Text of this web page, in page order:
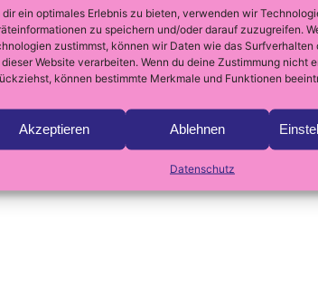
dir ein optimales Erlebnis zu bieten, verwenden wir
zu speichern und/oder darauf zuzugreifen.
zustimmst, können wir Daten wie das Surfverhalten
Website verarbeiten. Wenn du deine Zustimmung nicht
können bestimmte Merkmale und Funktionen
Akzeptieren Ablehnen
Datenschutz
voller überraschender
Entdeckungen entstanden.
Ein Theaterprojekt mit
Rahmen des WOOOP-